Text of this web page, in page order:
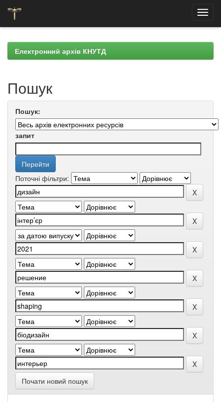
navigationЕлектронний архів КНУТД
Пошук
Пошук:
запит
Поточні фільтри:
Почати новий пошук